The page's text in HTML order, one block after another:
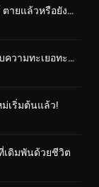
ตอนที่ 23 แม็กซ์ ตายแล้วหรือยังมีชีวิตอยู่!
ตอนที่ 24 ยอมรับความทะเยอทะยานของคุณและก้าวไปด้วยกัน!
ม่เริ่มต้นแล้ว!
เดิมพันด้วยชีวิต